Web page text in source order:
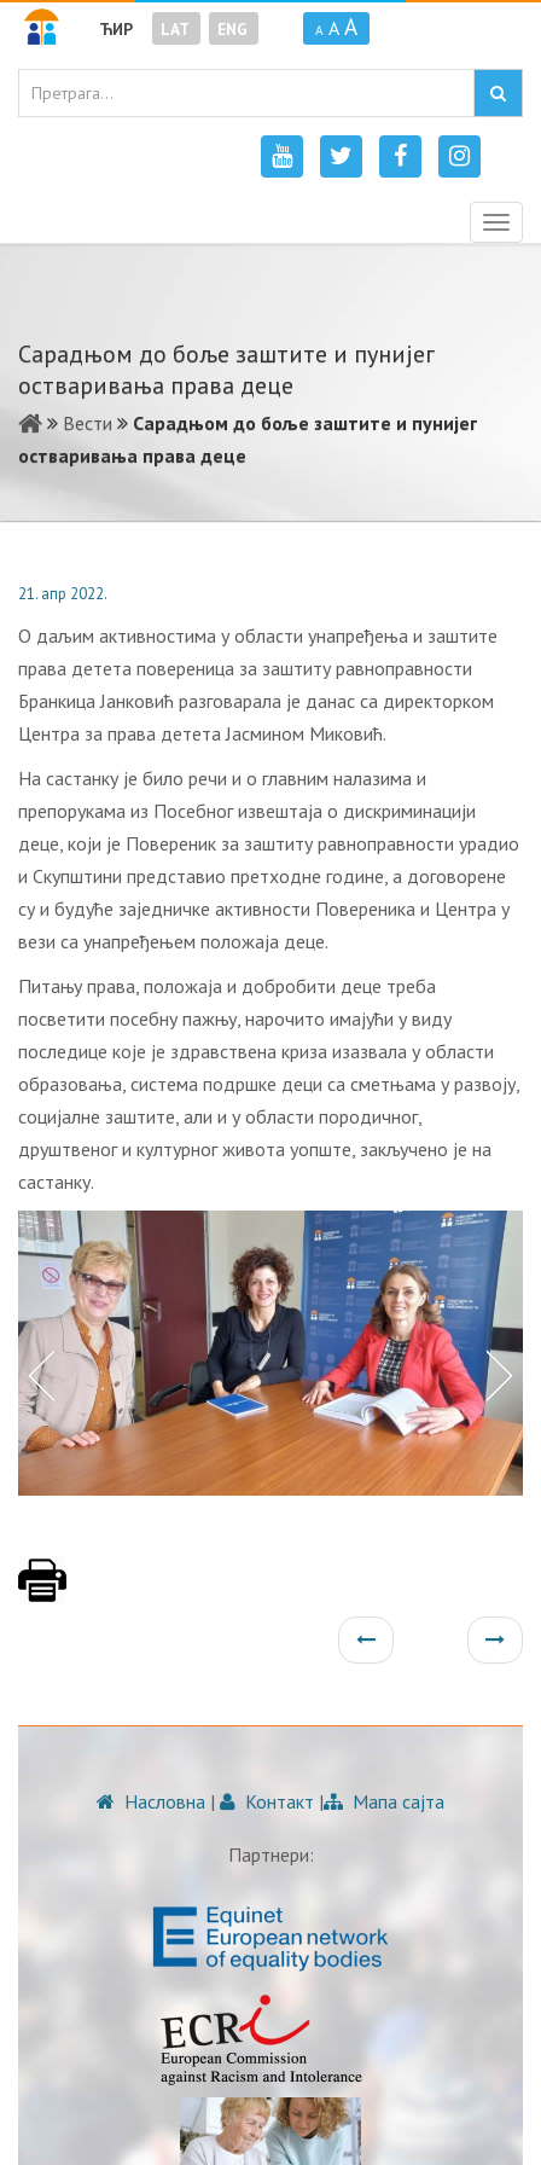
ЋИР LAT ENG A A A
Сарадњом до боље заштите и пунијег
остваривања права деце
Вести
Сарадњом до боље заштите и пунијег
остваривања права деце
21. апр 2022.
О даљим активностима у области унапређења и заштите
права детета повереница за заштиту равноправности
Бранкица Јанковић разговарала је данас са директорком
Центра за права детета Јасмином Миковић.
На састанку је било речи и о главним налазима и
препорукама из Посебног извештаја о дискриминацији
деце, који је Повереник за заштиту равноправности урадио
и Скупштини представио претходне године, а договорене
су и будуће заједничке активности Повереника и Центра у
вези са унапређењем положаја деце.
Питању права, положаја и добробити деце треба
посветити посебну пажњу, нарочито имајући у виду
последице које је здравствена криза изазвала у области
образовања, система подршке деци са сметњама у развоју,
социјалне заштите, али и у области породичног,
друштвеног и културног живота уопште, закључено је на
састанку.
Насловна | Контакт | Мапа сајта
Партнери: